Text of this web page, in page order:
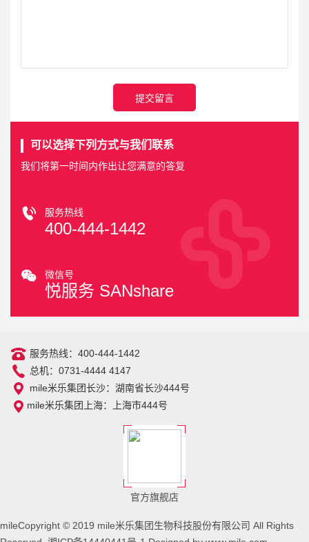
提交留言
可以选择下列方式与我们联系
我们将第一时间内作出让您满意的答复
服务热线
400-444-1442
微信号
悦服务 SANshare
服务热线：400-444-1442
总机：0731-4444 4147
mile米乐集团长沙：湖南省长沙444号
mile米乐集团上海：上海市444号
官方旗舰店
mileCopyright © 2019 mile米乐集团生物科技股份有限公司 All Rights